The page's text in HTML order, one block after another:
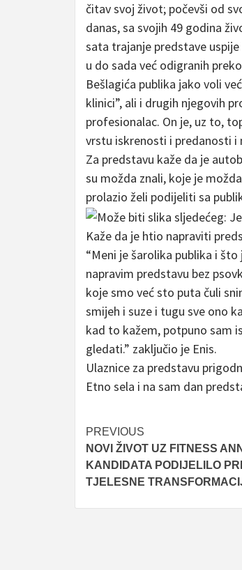
čitav svoj život; počevši od
danas, sa svojih 49 godina
sata trajanje predstave
u do sada već odigranih
Bešlagića publika jako voli
klinici”, ali i drugih njegovih
profesionalac. On je, uz to,
vrstu iskrenosti i predanosti i
Za predstavu kaže da je
su možda znali, koje je
prolazio želi podijeliti sa
Kaže da je htio napraviti
“Meni je šarolika publika i
napravim predstavu bez
koje smo već sto puta čuli
smijeh i suze i tugu sve ono
kad to kažem, potpuno sam
gledati.” zaključio je Enis.
Ulaznice za predstavu
Etno sela i na sam dan
Post
navigation
PREVIOUS
NOVI ŽIVOT UZ FITNESS
KANDIDATA PODIJELILO
TJELESNE